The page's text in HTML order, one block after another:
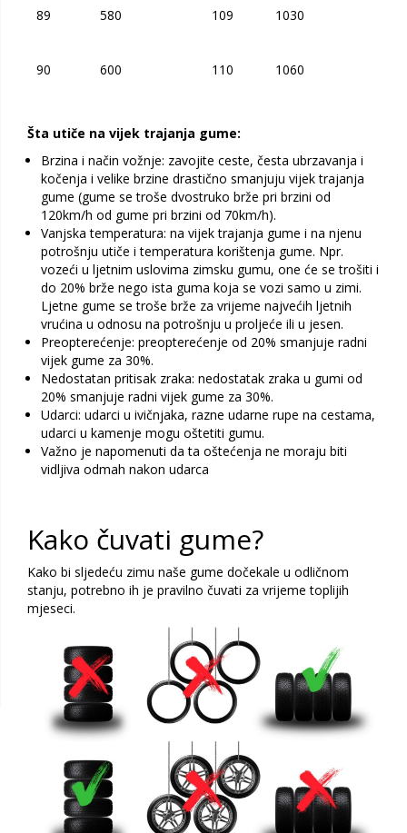
89 580 109 1030
90 600 110 1060
Šta utiče na vijek trajanja gume:
Brzina i način vožnje: zavojite ceste, česta ubrzavanja i
kočenja i velike brzine drastično smanjuju vijek trajanja
gume (gume se troše dvostruko brže pri brzini od
120km/h od gume pri brzini od 70km/h).
Vanjska temperatura: na vijek trajanja gume i na njenu
potrošnju utiče i temperatura korištenja gume. Npr.
vozeći u ljetnim uslovima zimsku gumu, one će se trošiti i
do 20% brže nego ista guma koja se vozi samo u zimi.
Ljetne gume se troše brže za vrijeme najvećih ljetnih
vrućina u odnosu na potrošnju u proljeće ili u jesen.
Preopterećenje: preopterećenje od 20% smanjuje radni
vijek gume za 30%.
Nedostatan pritisak zraka: nedostatak zraka u gumi od
20% smanjuje radni vijek gume za 30%.
Udarci: udarci u ivičnjaka, razne udarne rupe na cestama,
udarci u kamenje mogu oštetiti gumu.
Važno je napomenuti da ta oštećenja ne moraju biti
vidljiva odmah nakon udarca
Kako čuvati gume?
Kako bi sljedeću zimu naše gume dočekale u odličnom
stanju, potrebno ih je pravilno čuvati za vrijeme toplijih
mjeseci.